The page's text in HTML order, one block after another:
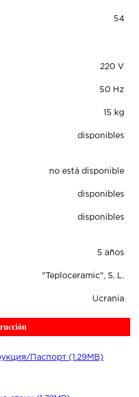
54
220 V
50 Hz
15 kg
disponibles
no está disponible
disponibles
disponibles
5 años
"Teploceramic", S. L.
Ucrania
Паспорт (1.29MB)